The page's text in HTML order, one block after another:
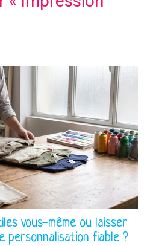
vous-même ou laisser
personnalisation fiable ?